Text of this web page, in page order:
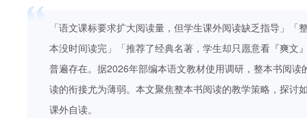
「语文课标要求扩大阅读量，但学生课外阅读缺乏指导」「
本没时间读完」「推荐了经典名著，学生却只愿意看『爽
普遍存在。据2026年部编本语文教材使用调研，整本书阅
读的衔接尤为薄弱。本文聚焦整本书阅读的教学策略，探讨
课外自读。